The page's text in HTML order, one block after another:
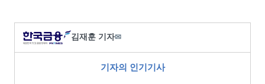
김재훈 기자✉
기자의 인기기사